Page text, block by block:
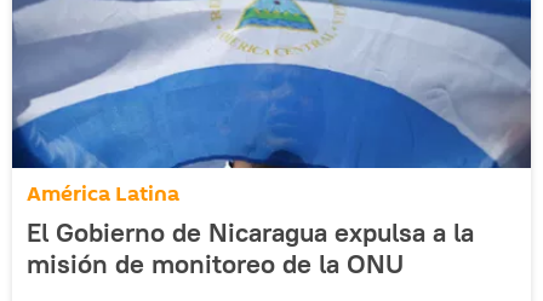
América Latina
El Gobierno de Nicaragua expulsa a la
misión de monitoreo de la ONU